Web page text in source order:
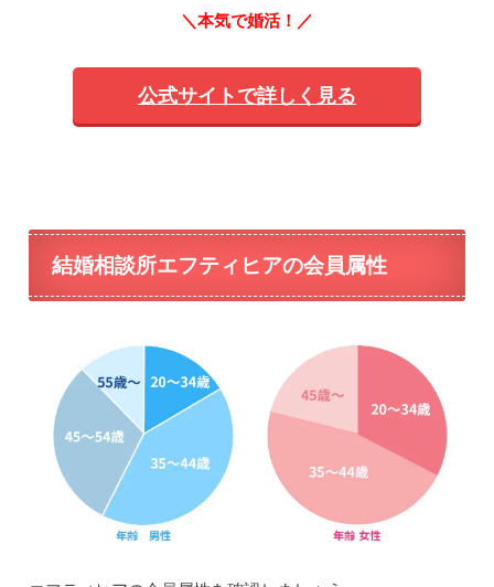
＼本気で婚活！／
公式サイトで詳しく見る
結婚相談所エフティヒアの会員属性